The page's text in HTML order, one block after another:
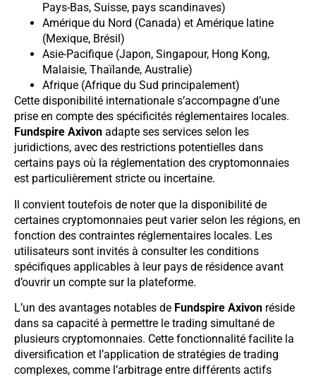
Pays-Bas, Suisse, pays scandinaves)
Amérique du Nord (Canada) et Amérique latine
(Mexique, Brésil)
Asie-Pacifique (Japon, Singapour, Hong Kong,
Malaisie, Thaïlande, Australie)
Afrique (Afrique du Sud principalement)
Cette disponibilité internationale s’accompagne d’une
prise en compte des spécificités réglementaires locales.
Fundspire Axivon adapte ses services selon les
juridictions, avec des restrictions potentielles dans
certains pays où la réglementation des cryptomonnaies
est particulièrement stricte ou incertaine.
Il convient toutefois de noter que la disponibilité de
certaines cryptomonnaies peut varier selon les régions, en
fonction des contraintes réglementaires locales. Les
utilisateurs sont invités à consulter les conditions
spécifiques applicables à leur pays de résidence avant
d’ouvrir un compte sur la plateforme.
L’un des avantages notables de Fundspire Axivon réside
dans sa capacité à permettre le trading simultané de
plusieurs cryptomonnaies. Cette fonctionnalité facilite la
diversification et l’application de stratégies de trading
complexes, comme l’arbitrage entre différents actifs